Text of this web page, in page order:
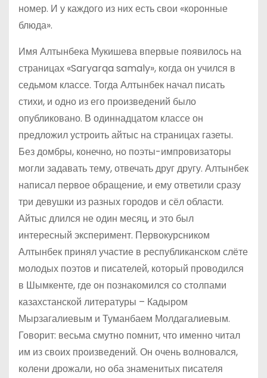
номер. И у каждого из них есть свои «коронные
блюда».
Имя Алтынбека Мукишева впервые появилось на
страницах «Saryarqa samaly», когда он учился в
седьмом классе. Тогда Алтынбек начал писать
стихи, и одно из его произведений было
опубликовано. В одиннадцатом классе он
предложил устроить айтыс на страницах газеты.
Без домбры, конечно, но поэты-импровизаторы
могли задавать тему, отвечать друг другу. Алтынбек
написал первое обращение, и ему ответили сразу
три девушки из разных городов и сёл области.
Айтыс длился не один месяц, и это был
интересный эксперимент. Первокурсником
Алтынбек принял участие в республиканском слёте
молодых поэтов и писателей, который проводился
в Шымкенте, где он познакомился со столпами
казахстанской литературы – Кадыром
Мырзагалиевым и Туманбаем Молдагалиевым.
Говорит: весьма смутно помнит, что именно читал
им из своих произведений. Он очень волновался,
колени дрожали, но оба знаменитых писателя